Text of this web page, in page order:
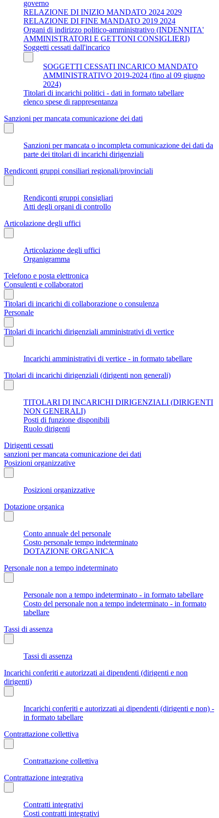
governo
RELAZIONE DI INIZIO MANDATO 2024 2029
RELAZIONE DI FINE MANDATO 2019 2024
Organi di indirizzo politico-amministrativo (INDENNITA'
AMMINISTRATORI E GETTONI CONSIGLIERI)
Soggetti cessati dall'incarico
SOGGETTI CESSATI INCARICO MANDATO
AMMINISTRATIVO 2019-2024 (fino al 09 giugno
2024)
Titolari di incarichi politici - dati in formato tabellare
elenco spese di rappresentanza
Sanzioni per mancata comunicazione dei dati
Sanzioni per mancata o incompleta comunicazione dei dati da
parte dei titolari di incarichi dirigenziali
Rendiconti gruppi consiliari regionali/provinciali
Rendiconti gruppi consigliari
Atti degli organi di controllo
Articolazione degli uffici
Articolazione degli uffici
Organigramma
Telefono e posta elettronica
Consulenti e collaboratori
Titolari di incarichi di collaborazione o consulenza
Personale
Titolari di incarichi dirigenziali amministrativi di vertice
Incarichi amministrativi di vertice - in formato tabellare
Titolari di incarichi dirigenziali (dirigenti non generali)
TITOLARI DI INCARICHI DIRIGENZIALI (DIRIGENTI
NON GENERALI)
Posti di funzione disponibili
Ruolo dirigenti
Dirigenti cessati
sanzioni per mancata comunicazione dei dati
Posizioni organizzative
Posizioni organizzative
Dotazione organica
Conto annuale del personale
Costo personale tempo indeterminato
DOTAZIONE ORGANICA
Personale non a tempo indeterminato
Personale non a tempo indeterminato - in formato tabellare
Costo del personale non a tempo indeterminato - in formato
tabellare
Tassi di assenza
Tassi di assenza
Incarichi conferiti e autorizzati ai dipendenti (dirigenti e non
dirigenti)
Incarichi conferiti e autorizzati ai dipendenti (dirigenti e non) -
in formato tabellare
Contrattazione collettiva
Contrattazione collettiva
Contrattazione integrativa
Contratti integrativi
Costi contratti integrativi